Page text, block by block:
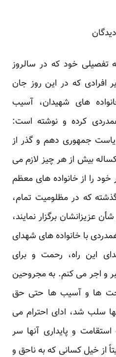
تفصیلی خود که در سالروز
افرادی که در این روز جان
های شهیدان، آسیب
همدردی کرده و نوشته است:
جمهوری دهم و گذر از
بیش از هر چیز لازم می
را از خانواده های معظم
که در مظلومیت تمام،
عزیزانشان برگزار نمایند،
با خانواده های شهدای
این راه، رحمت و برای
و اجر می کنم. به مجروحین
ها و آسیب ها حتی حق
سلب شد، ادای احترام می
و پایداری آنها سر
از خیل کسانی که به ناحق و